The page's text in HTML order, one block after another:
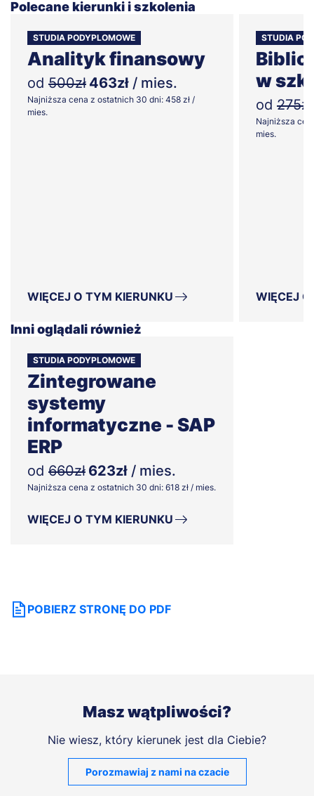
Polecane kierunki i szkolenia
STUDIA PODYPLOMOWE
Analityk finansowy
od 500zł 463zł / mies.
Najniższa cena z ostatnich 30 dni: 458 zł /
mies.
WIĘCEJ O TYM KIERUNKU
STUDIA
w
od 275zł
Najniższa
mies.
WIĘCEJ
Inni oglądali również
STUDIA PODYPLOMOWE
Zintegrowane
systemy
informatyczne - SAP
ERP
od 660zł 623zł / mies.
Najniższa cena z ostatnich 30 dni: 618 zł / mies.
WIĘCEJ O TYM KIERUNKU
POBIERZ STRONĘ DO PDF
Masz wątpliwości?
Nie wiesz, który kierunek jest dla Ciebie?
Porozmawiaj z nami na czacie